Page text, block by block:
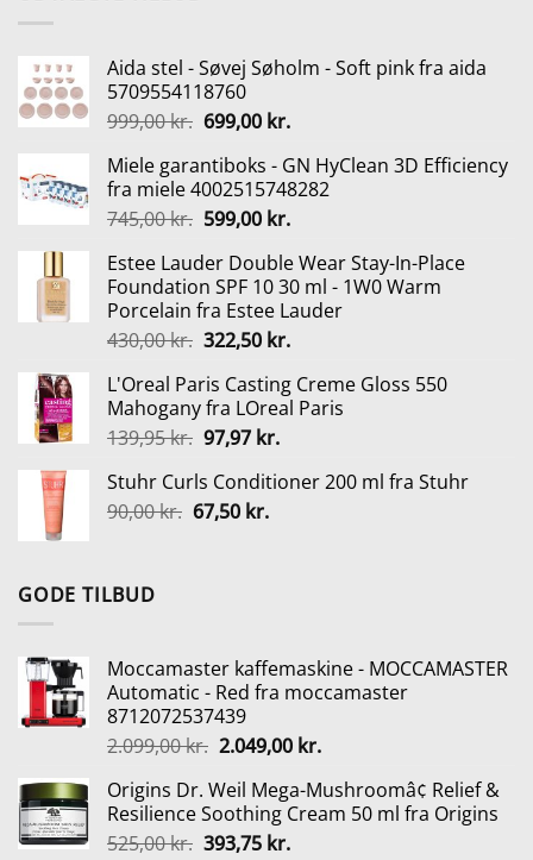
Aida stel - Søvej Søholm - Soft pink fra aida
5709554118760
999,00kr. Den
pris
var:
999,00 kr..
699,00 kr.Den
pris
er:
699,00 kr..
Miele garantiboks - GN HyClean 3D Efficiency
fra miele 4002515748282
745,00kr. Den
pris
var:
745,00 kr..
599,00 kr.Den
pris
er:
599,00 kr..
Estee Lauder Double Wear Stay-In-Place
Foundation SPF 10 30 ml - 1W0 Warm
Porcelain fra Estee Lauder
430,00kr. Den
pris
var:
430,00 kr..
322,50 kr.Den
pris
er:
L'Oreal Paris Casting Creme Gloss 550
Mahogany fra LOreal Paris
139,95kr. Den
pris
var:
97,97 kr.Den
pris
Stuhr Curls Conditioner 200 ml fra Stuhr
90,00kr. Den
67,50 kr.Den
GODE TILBUD
Moccamaster kaffemaskine - MOCCAMASTER
Automatic - Red fra moccamaster
8712072537439
2.099,00kr. Den
pris
var:
2.099,00 kr..
2.049,00 kr.Den
pris
er:
Origins Dr. Weil Mega-Mushroomâ¢ Relief &
Resilience Soothing Cream 50 ml fra Origins
525,00kr. Den
393,75 kr.Den